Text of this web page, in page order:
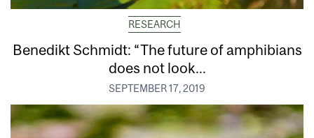
RESEARCH
Benedikt Schmidt: “The future of amphibians
does not look...
SEPTEMBER 17, 2019